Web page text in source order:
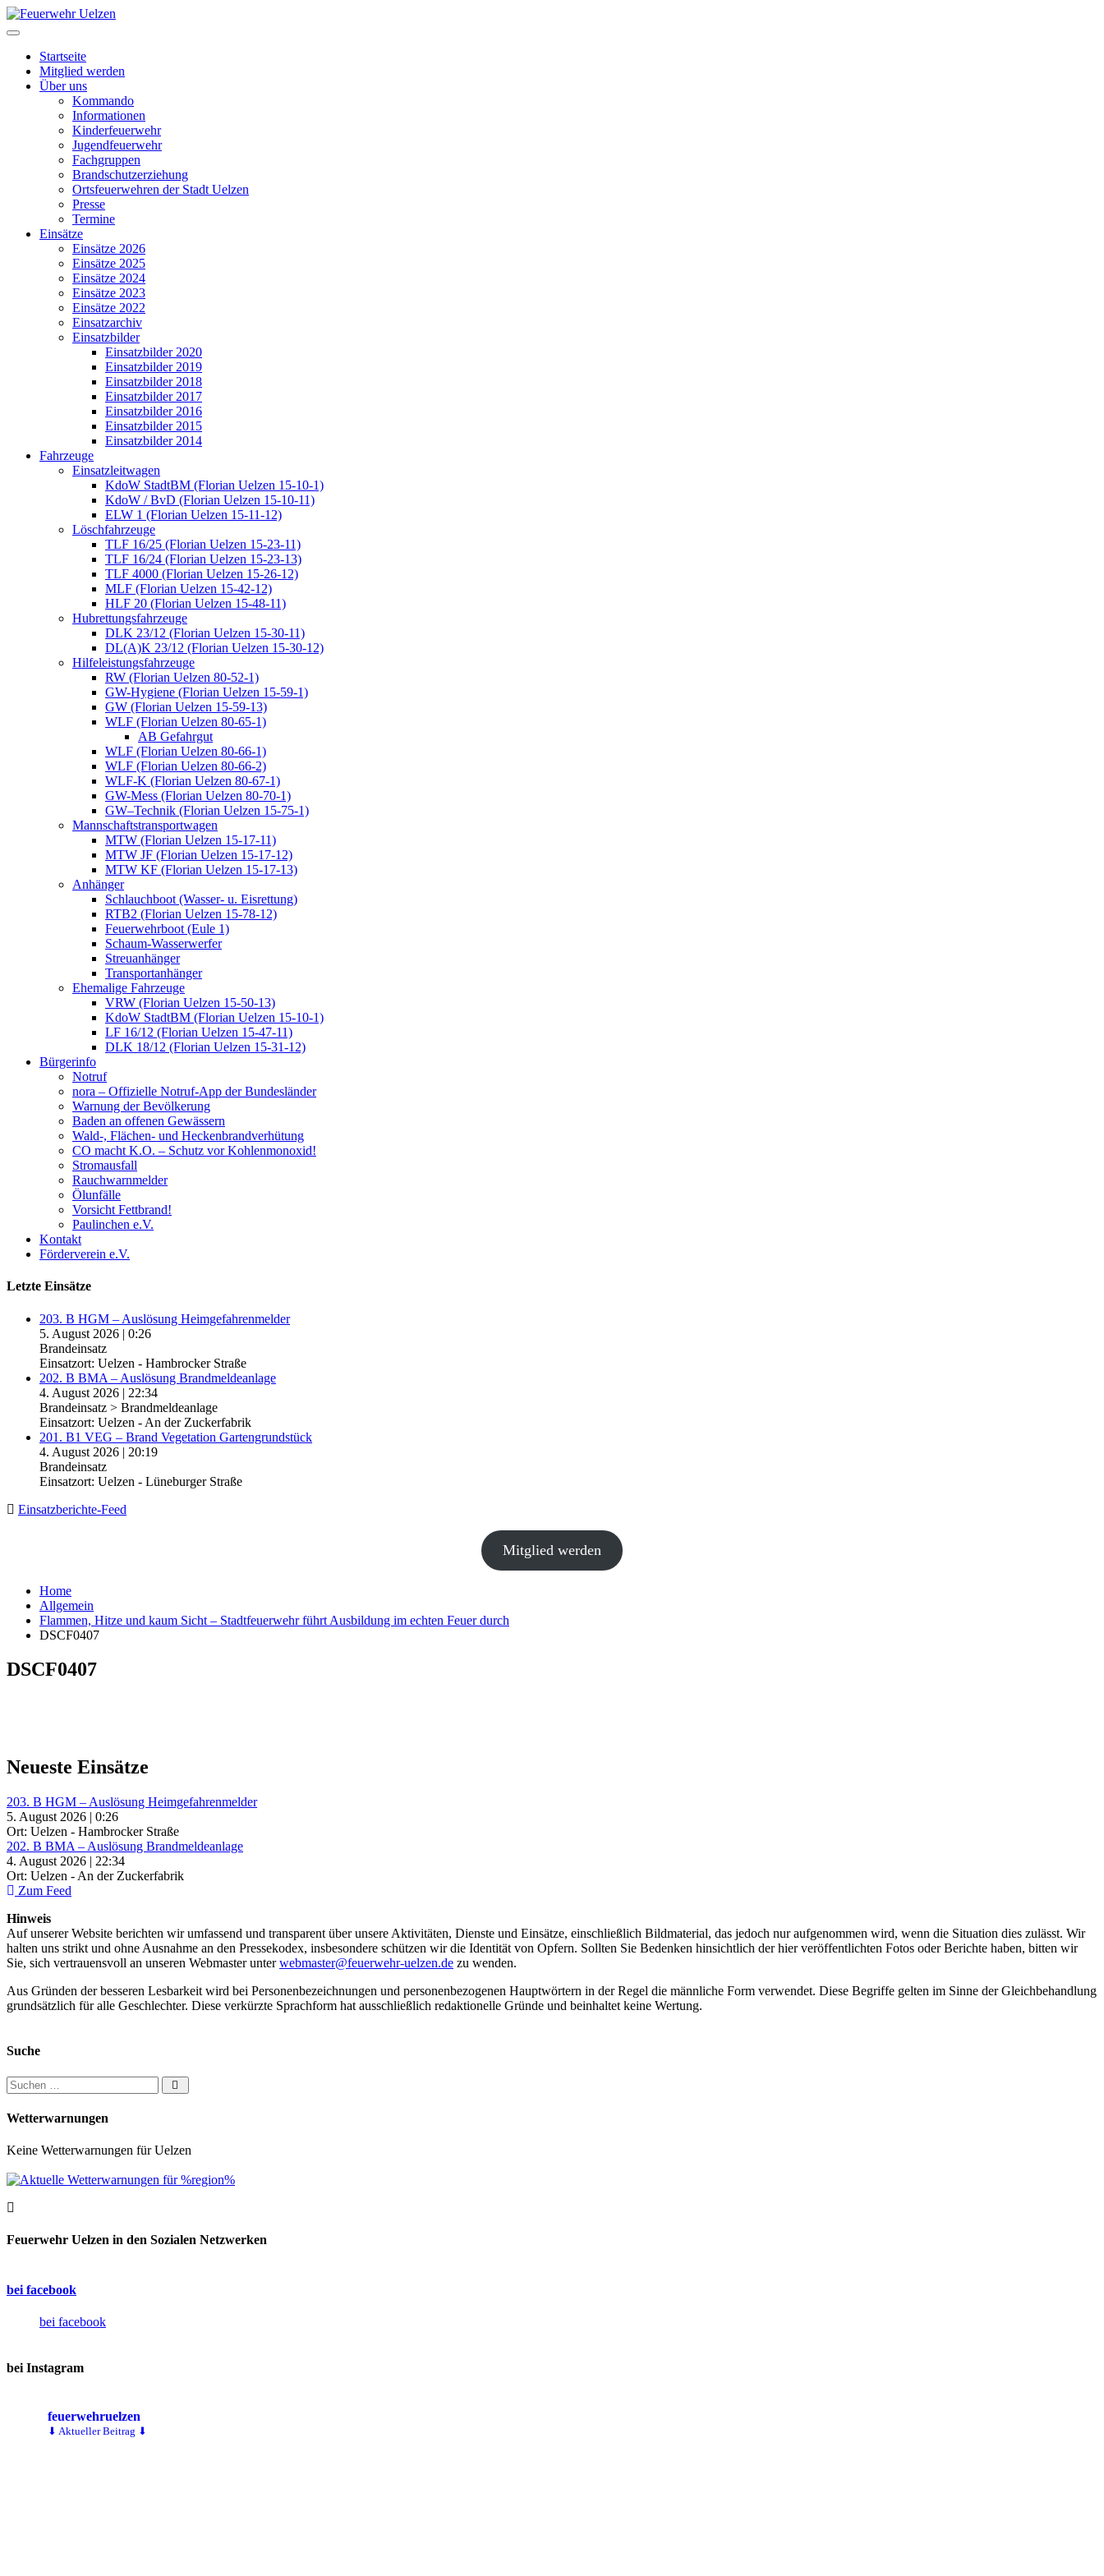
Startseite
Mitglied werden
Über uns
Kommando
Informationen
Kinderfeuerwehr
Jugendfeuerwehr
Fachgruppen
Brandschutzerziehung
Ortsfeuerwehren der Stadt Uelzen
Presse
Termine
Einsätze
Einsätze 2026
Einsätze 2025
Einsätze 2024
Einsätze 2023
Einsätze 2022
Einsatzarchiv
Einsatzbilder
Einsatzbilder 2020
Einsatzbilder 2019
Einsatzbilder 2018
Einsatzbilder 2017
Einsatzbilder 2016
Einsatzbilder 2015
Einsatzbilder 2014
Fahrzeuge
Einsatzleitwagen
KdoW StadtBM (Florian Uelzen 15-10-1)
KdoW / BvD (Florian Uelzen 15-10-11)
ELW 1 (Florian Uelzen 15-11-12)
Löschfahrzeuge
TLF 16/25 (Florian Uelzen 15-23-11)
TLF 16/24 (Florian Uelzen 15-23-13)
TLF 4000 (Florian Uelzen 15-26-12)
MLF (Florian Uelzen 15-42-12)
HLF 20 (Florian Uelzen 15-48-11)
Hubrettungsfahrzeuge
DLK 23/12 (Florian Uelzen 15-30-11)
DL(A)K 23/12 (Florian Uelzen 15-30-12)
Hilfeleistungsfahrzeuge
RW (Florian Uelzen 80-52-1)
GW-Hygiene (Florian Uelzen 15-59-1)
GW (Florian Uelzen 15-59-13)
WLF (Florian Uelzen 80-65-1)
AB Gefahrgut
WLF (Florian Uelzen 80-66-1)
WLF (Florian Uelzen 80-66-2)
WLF-K (Florian Uelzen 80-67-1)
GW-Mess (Florian Uelzen 80-70-1)
GW–Technik (Florian Uelzen 15-75-1)
Mannschaftstransportwagen
MTW (Florian Uelzen 15-17-11)
MTW JF (Florian Uelzen 15-17-12)
MTW KF (Florian Uelzen 15-17-13)
Anhänger
Schlauchboot (Wasser- u. Eisrettung)
RTB2 (Florian Uelzen 15-78-12)
Feuerwehrboot (Eule 1)
Schaum-Wasserwerfer
Streuanhänger
Transportanhänger
Ehemalige Fahrzeuge
VRW (Florian Uelzen 15-50-13)
KdoW StadtBM (Florian Uelzen 15-10-1)
LF 16/12 (Florian Uelzen 15-47-11)
DLK 18/12 (Florian Uelzen 15-31-12)
Bürgerinfo
Notruf
nora – Offizielle Notruf-App der Bundesländer
Warnung der Bevölkerung
Baden an offenen Gewässern
Wald-, Flächen- und Heckenbrandverhütung
CO macht K.O. – Schutz vor Kohlenmonoxid!
Stromausfall
Rauchwarnmelder
Ölunfälle
Vorsicht Fettbrand!
Paulinchen e.V.
Kontakt
Förderverein e.V.
Letzte Einsätze
203. B HGM – Auslösung Heimgefahrenmelder
5. August 2026 | 0:26
Brandeinsatz
Einsatzort: Uelzen - Hambrocker Straße
202. B BMA – Auslösung Brandmeldeanlage
4. August 2026 | 22:34
Brandeinsatz > Brandmeldeanlage
Einsatzort: Uelzen - An der Zuckerfabrik
201. B1 VEG – Brand Vegetation Gartengrundstück
4. August 2026 | 20:19
Brandeinsatz
Einsatzort: Uelzen - Lüneburger Straße
Einsatzberichte-Feed
Mitglied werden
Home
Allgemein
Flammen, Hitze und kaum Sicht – Stadtfeuerwehr führt Ausbildung im echten Feuer durch
DSCF0407
DSCF0407
Neueste Einsätze
203. B HGM – Auslösung Heimgefahrenmelder
5. August 2026 | 0:26
Ort: Uelzen - Hambrocker Straße
202. B BMA – Auslösung Brandmeldeanlage
4. August 2026 | 22:34
Ort: Uelzen - An der Zuckerfabrik
Zum Feed
Hinweis
Auf unserer Website berichten wir umfassend und transparent über unsere Aktivitäten, Dienste und Einsätze, einschließlich Bildmaterial, das jedoch nur aufgenommen wird, wenn die Situation dies zulässt. Wir
halten uns strikt und ohne Ausnahme an den Pressekodex, insbesondere schützen wir die Identität von Opfern. Sollten Sie Bedenken hinsichtlich der hier veröffentlichten Fotos oder Berichte haben, bitten wir
Sie, sich vertrauensvoll an unseren Webmaster unterwebmaster@feuerwehr-uelzen.de zu wenden.
Aus Gründen der besseren Lesbarkeit wird bei Personenbezeichnungen und personenbezogenen Hauptwörtern in der Regel die männliche Form verwendet. Diese Begriffe gelten im Sinne der Gleichbehandlung
grundsätzlich für alle Geschlechter. Diese verkürzte Sprachform hat ausschließlich redaktionelle Gründe und beinhaltet keine Wertung.
Suche
Suchen nach:
Wetterwarnungen
Keine Wetterwarnungen für Uelzen
Feuerwehr Uelzen in den Sozialen Netzwerken
bei facebook
bei facebook
bei Instagram
feuerwehruelzen
⬇ Aktueller Beitrag ⬇